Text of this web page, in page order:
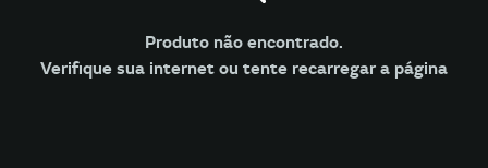
Produto não encontrado.
Verifique sua internet ou tente recarregar a página